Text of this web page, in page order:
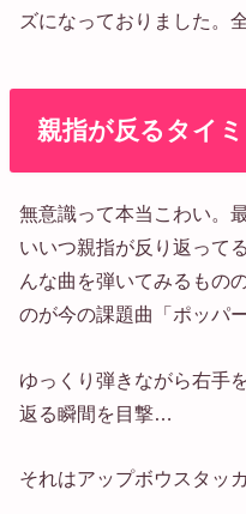
ズになっておりました。
親指が反るタイ
無意識って本当こわい。
いいつ親指が反り返って
んな曲を弾いてみるもの
のが今の課題曲「ポッパ
ゆっくり弾きながら右手
返る瞬間を目撃…
それはアップボウスタッ